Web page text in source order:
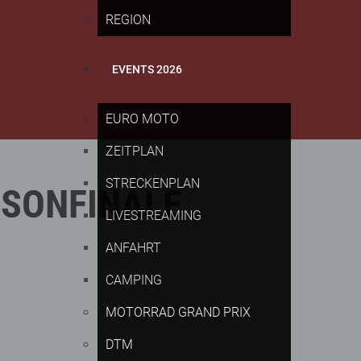
REGION
EVENTS 2026
EURO MOTO
ZEITPLAN
STRECKENPLAN
LIVESTREAMING
ANFAHRT
CAMPING
MOTORRAD GRAND PRIX
DTM